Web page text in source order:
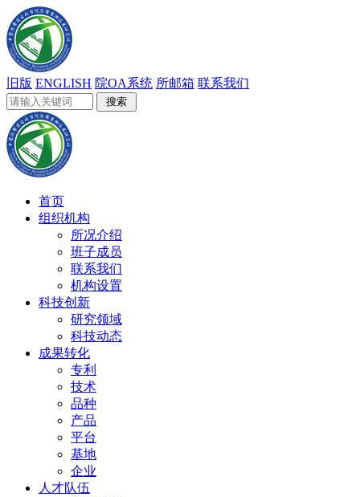
旧版 ENGLISH 院OA系统 所邮箱 联系我们
首页
组织机构
所况介绍
班子成员
联系我们
机构设置
科技创新
研究领域
科技动态
成果转化
专利
技术
品种
产品
平台
基地
企业
人才队伍